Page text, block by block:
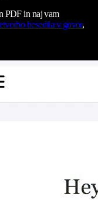
PDF in naj vam
besedila v govor,